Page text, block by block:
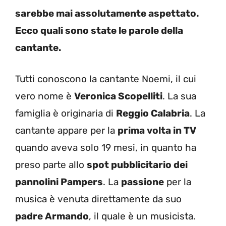
sarebbe mai assolutamente aspettato.
Ecco quali sono state le parole della
cantante.
Tutti conoscono la cantante Noemi, il cui
vero nome è Veronica Scopelliti. La sua
famiglia è originaria di Reggio Calabria. La
cantante appare per la prima volta in TV
quando aveva solo 19 mesi, in quanto ha
preso parte allo spot pubblicitario dei
pannolini Pampers. La passione per la
musica è venuta direttamente da suo
padre Armando, il quale è un musicista.